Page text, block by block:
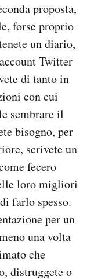
proposta,
forse proprio
un diario,
Twitter
di tanto in
con cui
sembrare il
bisogno, per
scrivete un
fecero
loro migliori
farlo spesso.
per un
una volta
che
distruggete o